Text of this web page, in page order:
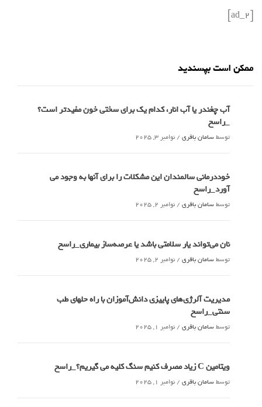
ممکن است بپسندید
آب چغندر یا آب انار، کدام‌ یک برای سختی خون مفیدتر است؟
_راسخ
توسطسامان باقری / نوامبر 3, 2025
خوددرمانی سالمندان این مشکلات را برای آنها به وجود می
آورد_راسخ
توسطسامان باقری / نوامبر 2, 2025
نان می‌تواند یار سلامتی باشد یا عرصه‌ساز بیماری_راسخ
توسطسامان باقری / نوامبر 2, 2025
مدیریت آلرژی‌های پاییزی دانش‌آموزان با راه حلهای طب
سنتی_راسخ
توسطسامان باقری / نوامبر 1, 2025
ویتامین C زیاد مصرف کنیم سنگ کلیه می گیریم؟_راسخ
توسطسامان باقری / نوامبر 1, 2025